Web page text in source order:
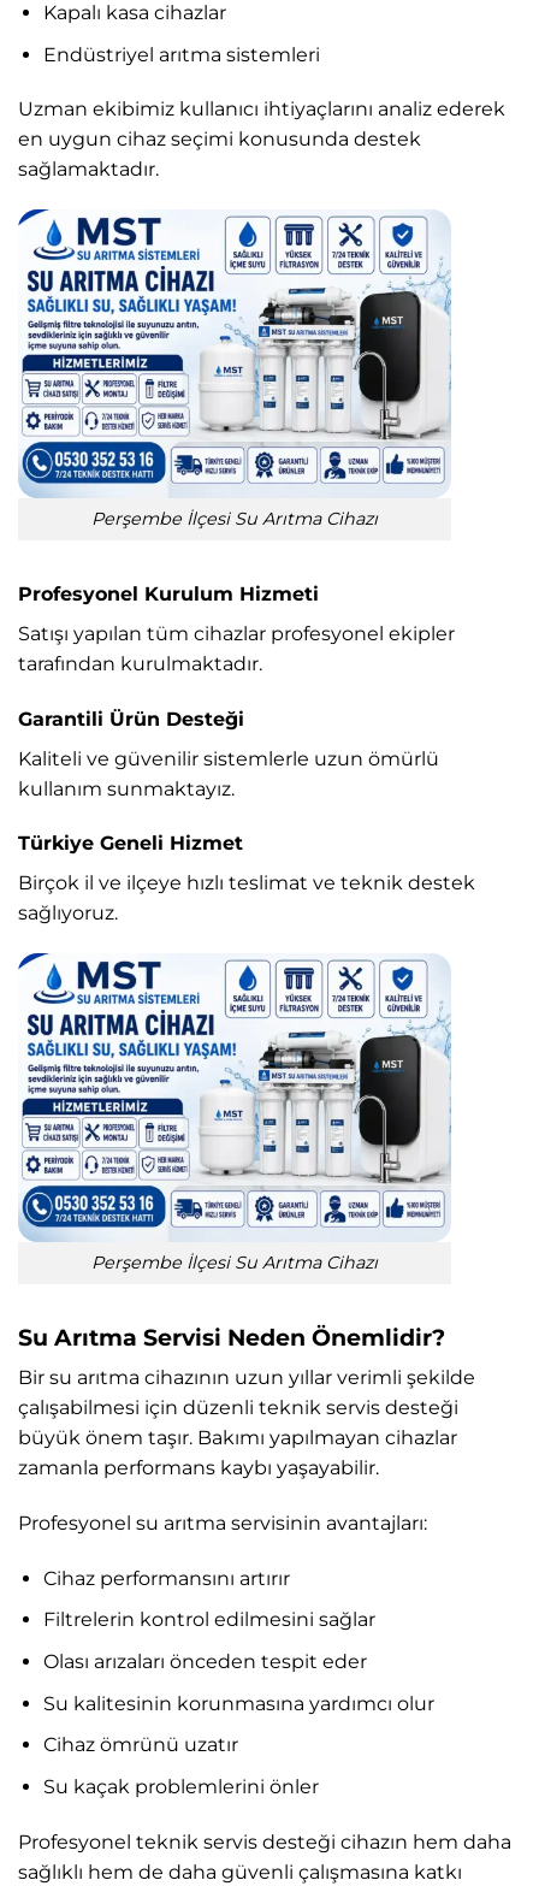
Kapalı kasa cihazlar
Endüstriyel arıtma sistemleri
Uzman ekibimiz kullanıcı ihtiyaçlarını analiz ederek
en uygun cihaz seçimi konusunda destek
sağlamaktadır.
Perşembe İlçesi Su Arıtma Cihazı
Profesyonel Kurulum Hizmeti
Satışı yapılan tüm cihazlar profesyonel ekipler
tarafından kurulmaktadır.
Garantili Ürün Desteği
Kaliteli ve güvenilir sistemlerle uzun ömürlü
kullanım sunmaktayız.
Türkiye Geneli Hizmet
Birçok il ve ilçeye hızlı teslimat ve teknik destek
sağlıyoruz.
Perşembe İlçesi Su Arıtma Cihazı
Su Arıtma Servisi Neden Önemlidir?
Bir su arıtma cihazının uzun yıllar verimli şekilde
çalışabilmesi için düzenli teknik servis desteği
büyük önem taşır. Bakımı yapılmayan cihazlar
zamanla performans kaybı yaşayabilir.
Profesyonel su arıtma servisinin avantajları:
Cihaz performansını artırır
Filtrelerin kontrol edilmesini sağlar
Olası arızaları önceden tespit eder
Su kalitesinin korunmasına yardımcı olur
Cihaz ömrünü uzatır
Su kaçak problemlerini önler
Profesyonel teknik servis desteği cihazın hem daha
sağlıklı hem de daha güvenli çalışmasına katkı